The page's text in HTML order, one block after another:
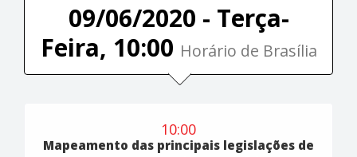
09/06/2020 - Terça-
Feira, 10:00 Horário de Brasília
10:00
Mapeamento das principais legislações de